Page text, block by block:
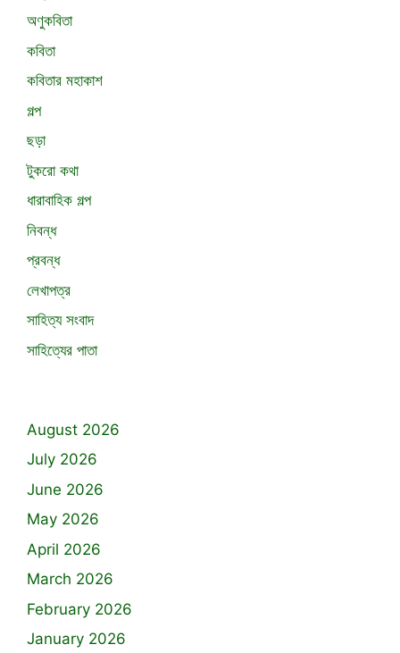
অণুকবিতা
কবিতা
কবিতার মহাকাশ
গল্প
ছড়া
টুকরো কথা
ধারাবাহিক গল্প
নিবন্ধ
প্রবন্ধ
লেখাপত্র
সাহিত্য সংবাদ
সাহিত্যের পাতা
August 2026
July 2026
June 2026
May 2026
April 2026
March 2026
February 2026
January 2026